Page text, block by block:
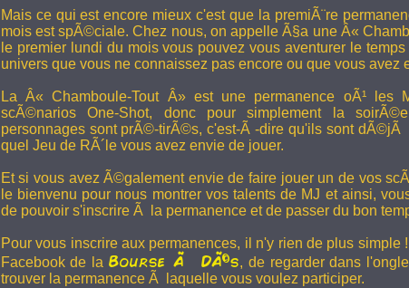
Mais ce qui est encore mieux c'est que la premiÃ¨re
mois est spÃ©ciale. Chez nous, on appelle Ã§a une Â«
le premier lundi du mois vous pouvez vous aventurer le
univers que vous ne connaissez pas encore ou que vous avez
La Â« Chamboule-Tout Â» est une permanence oÃ¹ les
scÃ©narios One-Shot, donc pour simplement la
personnages sont prÃ©-tirÃ©s, c'est-Ã -dire qu'ils sont
quel Jeu de RÃ´le vous avez envie de jouer.
Et si vous avez Ã©galement envie de faire jouer un de vos
le bienvenu pour nous montrer vos talents de MJ et ainsi,
de pouvoir s'inscrire Ã la permanence et de passer du bon
Pour vous inscrire aux permanences, il n'y rien de plus simple
Facebook de la Bourse Ã DÃ©s, de regarder dans
trouver la permanence Ã laquelle vous voulez participer.